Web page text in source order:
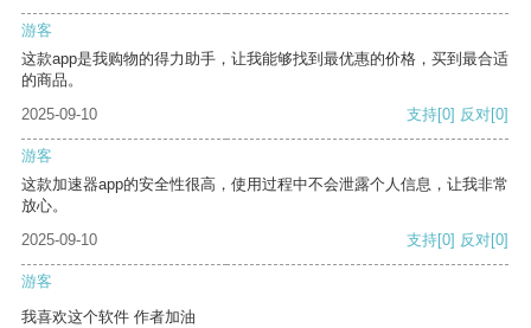
游客
这款app是我购物的得力助手，让我能够找到最优惠的价格，买到最合适
的商品。
2025-09-10
支持[0] 反对[0]
游客
这款加速器app的安全性很高，使用过程中不会泄露个人信息，让我非常
放心。
2025-09-10
支持[0] 反对[0]
游客
我喜欢这个软件 作者加油